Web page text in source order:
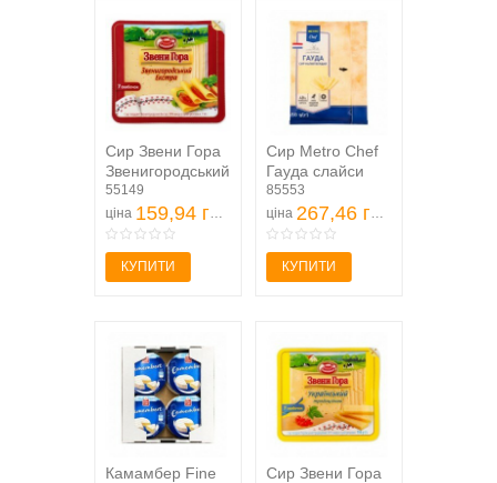
Сир Звени Гора
Звенигородський
Екстра твердий
50% 150г
55149
ціна 159,94 грн
КУПИТИ
Сир Metro Chef
Гауда слайси
150г
85553
ціна 267,46 грн
КУПИТИ
Камамбер Fine
Cир Звени Гора